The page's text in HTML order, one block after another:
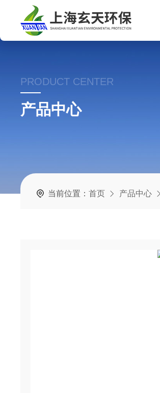
PRODUCT CENTER
产品中心
当前位置：首页 产品中心